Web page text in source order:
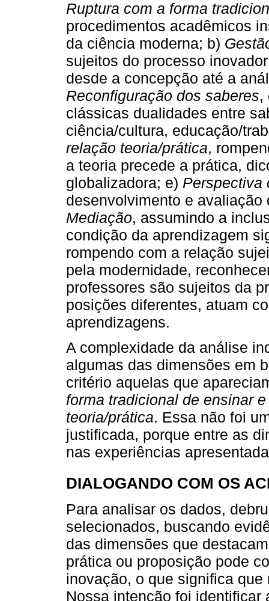
Ruptura com a forma
procedimentos acadêmicos
da ciência moderna; b)
sujeitos do processo
desde a concepção até a
Reconfiguração dos saberes,
clássicas dualidades entre
ciência/cultura, educação/
relação teoria/prática,
a teoria precede a prática,
globalizadora; e) Perspectiva
desenvolvimento e
Mediação, assumindo a
condição da aprendizagem
rompendo com a relação
pela modernidade,
professores são sujeitos da
posições diferentes, atuam
aprendizagens.
A complexidade da análise
algumas das dimensões em
critério aquelas que
forma tradicional de ensinar
teoria/prática. Essa não foi
justificada, porque entre as
nas experiências
DIALOGANDO COM OS
Para analisar os dados,
selecionados, buscando
das dimensões que
prática ou proposição pode
inovação, o que significa
Nossa intenção foi